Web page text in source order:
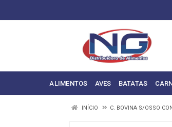
ALIMENTOS AVES BATATAS
INÍCIO C. BOVINA S/OSSO